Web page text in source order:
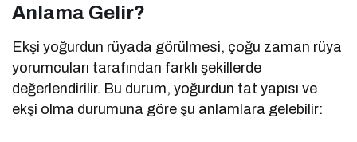
Anlama Gelir?
Ekşi yoğurdun rüyada görülmesi, çoğu zaman rüya
yorumcuları tarafından farklı şekillerde
değerlendirilir. Bu durum, yoğurdun tat yapısı ve
ekşi olma durumuna göre şu anlamlara gelebilir: